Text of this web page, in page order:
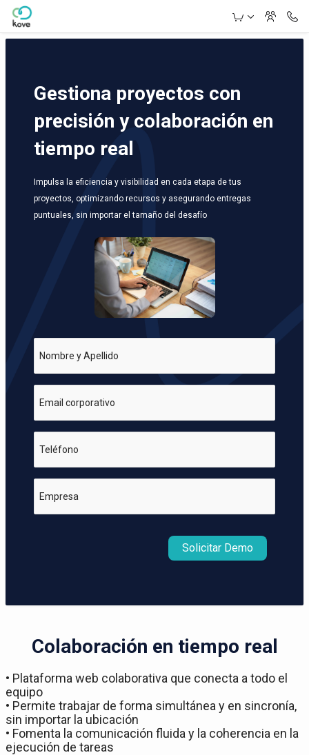
Skip to Main Content
Gestiona proyectos con
precisión y colaboración en
tiempo real
Impulsa la eficiencia y visibilidad en cada etapa de tus
proyectos, optimizando recursos y asegurando entregas
puntuales, sin importar el tamaño del desafío
Nombre y Apellido
Email corporativo
Teléfono
Empresa
Solicitar Demo
Colaboración en tiempo real
• Plataforma web colaborativa que conecta a todo el
equipo
• Permite trabajar de forma simultánea y en sincronía,
sin importar la ubicación
• Fomenta la comunicación fluida y la coherencia en la
ejecución de tareas